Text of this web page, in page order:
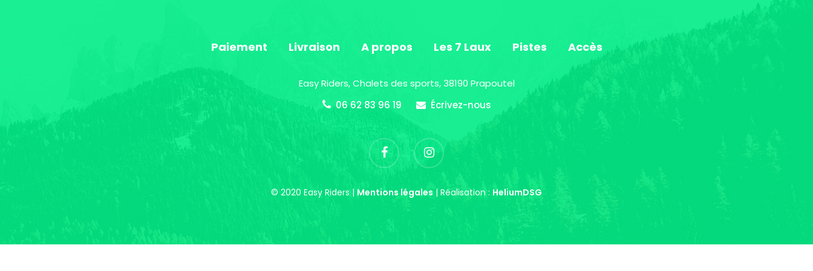
Paiement Livraison A propos Les 7 Laux Pistes Accès
Easy Riders, Chalets des sports, 38190 Prapoutel
06 62 83 96 19
Écrivez-nous
© 2020 Easy Riders | Mentions légales | Réalisation : HeliumDSG